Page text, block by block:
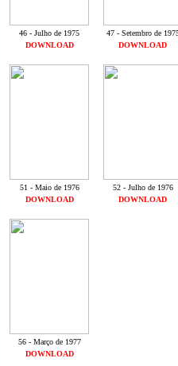
46 - Julho de 1975
47 - Setembro de
DOWNLOAD
DOWNLOAD
51 - Maio de 1976
52 - Julho de 1976
DOWNLOAD
DOWNLOAD
56 - Março de 1977
DOWNLOAD